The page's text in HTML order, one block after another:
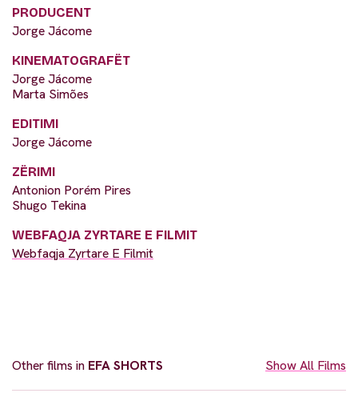
PRODUCENT
Jorge Jácome
KINEMATOGRAFËT
Jorge Jácome
Marta Simões
EDITIMI
Jorge Jácome
ZËRIMI
Antonion Porém Pires
Shugo Tekina
WEBFAQJA ZYRTARE E FILMIT
Webfaqja Zyrtare E Filmit
Other films in EFA SHORTS Show All Films